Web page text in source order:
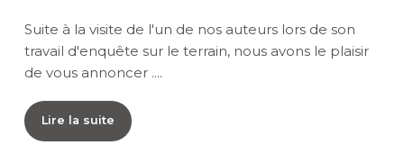
Suite à la visite de l'un de nos auteurs lors de son
travail d'enquête sur le terrain, nous avons le plaisir
de vous annoncer ....
Lire la suite